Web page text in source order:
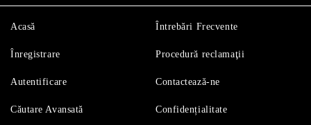
Acasă
Înregistrare
Autentificare
Căutare Avansată
Întrebări Frecvente
Procedură reclamaţii
Contactează-ne
Confidențialitate